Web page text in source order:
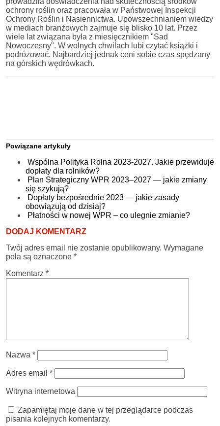
ochrony roślin oraz pracowała w Państwowej Inspekcji
Ochrony Roślin i Nasiennictwa. Upowszechnianiem wiedzy
w mediach branżowych zajmuje się blisko 10 lat. Przez
wiele lat związana była z miesięcznikiem "Sad
Nowoczesny". W wolnych chwilach lubi czytać książki i
podróżować. Najbardziej jednak ceni sobie czas spędzany
na górskich wędrówkach.
Powiązane artykuły
Wspólna Polityka Rolna 2023-2027. Jakie przewiduje
dopłaty dla rolników?
Plan Strategiczny WPR 2023–2027 — jakie zmiany
się szykują?
Dopłaty bezpośrednie 2023 — jakie zasady
obowiązują od dzisiaj?
Płatności w nowej WPR – co ulegnie zmianie?
DODAJ KOMENTARZ
Twój adres email nie zostanie opublikowany. Wymagane
pola są oznaczone *
Komentarz *
Nazwa *
Adres email *
Witryna internetowa
Zapamiętaj moje dane w tej przeglądarce podczas
pisania kolejnych komentarzy.